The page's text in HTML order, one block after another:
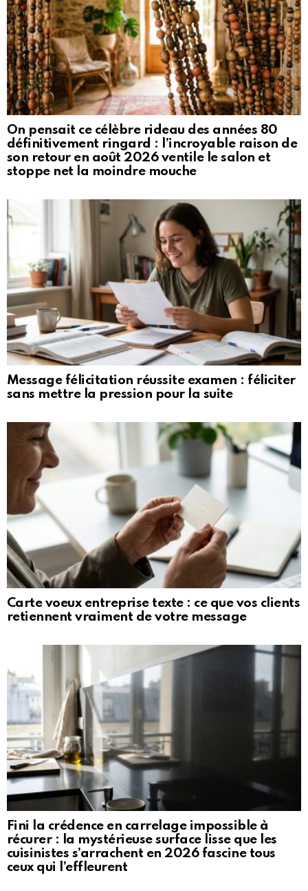
On pensait ce célèbre rideau des années 80
définitivement ringard : l’incroyable raison de
son retour en août 2026 ventile le salon et
stoppe net la moindre mouche
Message félicitation réussite examen : féliciter
sans mettre la pression pour la suite
Carte voeux entreprise texte : ce que vos clients
retiennent vraiment de votre message
Fini la crédence en carrelage impossible à
récurer : la mystérieuse surface lisse que les
cuisinistes s’arrachent en 2026 fascine tous
ceux qui l’effleurent